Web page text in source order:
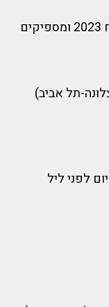
טיול של החיים שלכם בלתי נשכח בפסח 2023 ומספיקים
תל אביב)
יום לפני ליל